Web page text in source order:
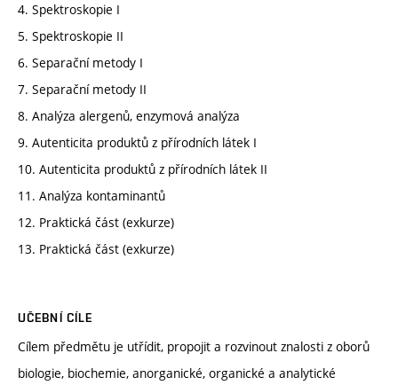
4. Spektroskopie I
5. Spektroskopie II
6. Separační metody I
7. Separační metody II
8. Analýza alergenů, enzymová analýza
9. Autenticita produktů z přírodních látek I
10. Autenticita produktů z přírodních látek II
11. Analýza kontaminantů
12. Praktická část (exkurze)
13. Praktická část (exkurze)
UČEBNÍ CÍLE
Cílem předmětu je utřídit, propojit a rozvinout znalosti z oborů
biologie, biochemie, anorganické, organické a analytické